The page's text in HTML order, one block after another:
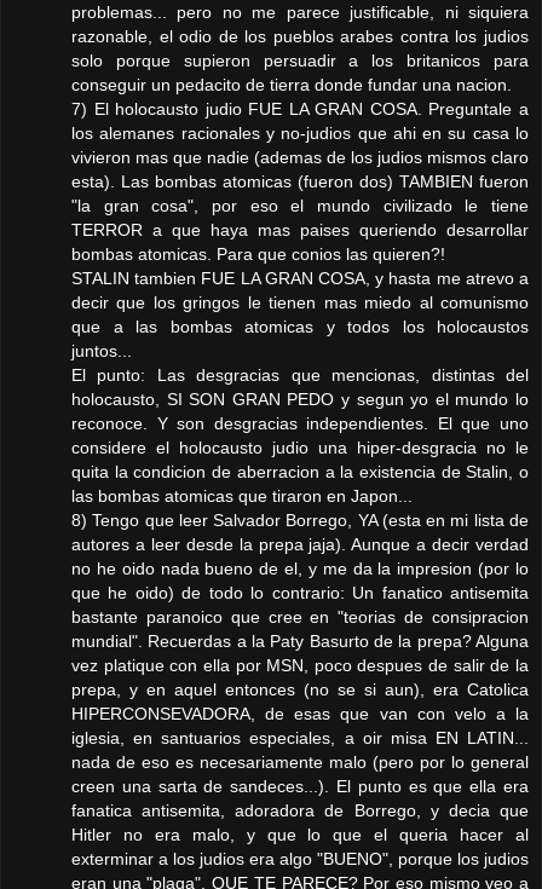
problemas... pero no me parece justificable, ni siquiera
razonable, el odio de los pueblos arabes contra los judios
solo porque supieron persuadir a los britanicos para
conseguir un pedacito de tierra donde fundar una nacion.
7) El holocausto judio FUE LA GRAN COSA. Preguntale a
los alemanes racionales y no-judios que ahi en su casa lo
vivieron mas que nadie (ademas de los judios mismos claro
esta). Las bombas atomicas (fueron dos) TAMBIEN fueron
"la gran cosa", por eso el mundo civilizado le tiene
TERROR a que haya mas paises queriendo desarrollar
bombas atomicas. Para que conios las quieren?!
STALIN tambien FUE LA GRAN COSA, y hasta me atrevo a
decir que los gringos le tienen mas miedo al comunismo
que a las bombas atomicas y todos los holocaustos
juntos...
El punto: Las desgracias que mencionas, distintas del
holocausto, SI SON GRAN PEDO y segun yo el mundo lo
reconoce. Y son desgracias independientes. El que uno
considere el holocausto judio una hiper-desgracia no le
quita la condicion de aberracion a la existencia de Stalin, o
las bombas atomicas que tiraron en Japon...
8) Tengo que leer Salvador Borrego, YA (esta en mi lista de
autores a leer desde la prepa jaja). Aunque a decir verdad
no he oido nada bueno de el, y me da la impresion (por lo
que he oido) de todo lo contrario: Un fanatico antisemita
bastante paranoico que cree en "teorias de consipracion
mundial". Recuerdas a la Paty Basurto de la prepa? Alguna
vez platique con ella por MSN, poco despues de salir de la
prepa, y en aquel entonces (no se si aun), era Catolica
HIPERCONSEVADORA, de esas que van con velo a la
iglesia, en santuarios especiales, a oir misa EN LATIN...
nada de eso es necesariamente malo (pero por lo general
creen una sarta de sandeces...). El punto es que ella era
fanatica antisemita, adoradora de Borrego, y decia que
Hitler no era malo, y que lo que el queria hacer al
exterminar a los judios era algo "BUENO", porque los judios
eran una "plaga". QUE TE PARECE? Por eso mismo veo a